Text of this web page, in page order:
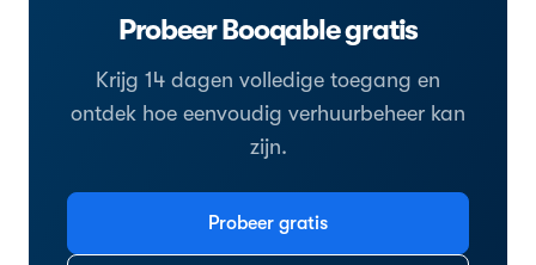
Probeer Booqable gratis
Krijg 14 dagen volledige toegang en
ontdek hoe eenvoudig verhuurbeheer kan
zijn.
Probeer gratis